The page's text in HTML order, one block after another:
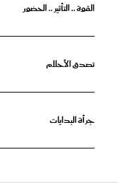
القوة .. التأثير .. الحضور
تصدق الأحلام
جرأة البدايات